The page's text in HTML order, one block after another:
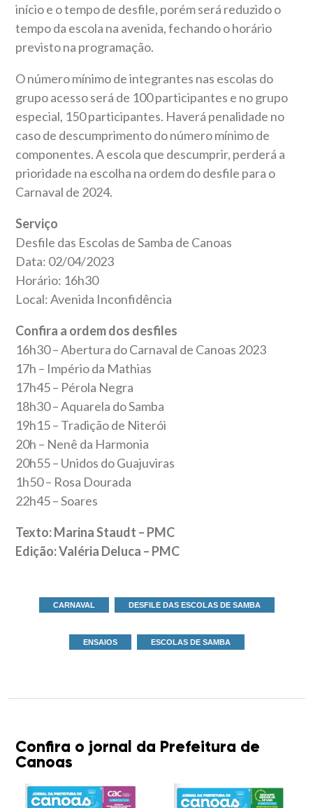
início e o tempo de desfile, porém será reduzido o
tempo da escola na avenida, fechando o horário
previsto na programação.
O número mínimo de integrantes nas escolas do
grupo acesso será de 100 participantes e no grupo
especial, 150 participantes. Haverá penalidade no
caso de descumprimento do número mínimo de
componentes. A escola que descumprir, perderá a
prioridade na escolha na ordem do desfile para o
Carnaval de 2024.
Serviço
Desfile das Escolas de Samba de Canoas
Data: 02/04/2023
Horário: 16h30
Local: Avenida Inconfidência
Confira a ordem dos desfiles
16h30 – Abertura do Carnaval de Canoas 2023
17h – Império da Mathias
17h45 – Pérola Negra
18h30 – Aquarela do Samba
19h15 – Tradição de Niterói
20h – Nenê da Harmonia
20h55 – Unidos do Guajuviras
1h50 – Rosa Dourada
22h45 – Soares
Texto: Marina Staudt – PMC
Edição: Valéria Deluca – PMC
CARNAVAL DESFILE DAS ESCOLAS DE SAMBA
ENSAIOS ESCOLAS DE SAMBA
Confira o jornal da Prefeitura de
Canoas